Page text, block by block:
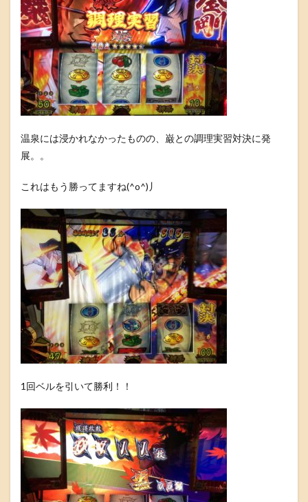
温泉には浸かれなかったものの、巌との調理実習対決に発
展。。
これはもう勝ってますね(^o^)丿
1回ベルを引いて勝利！！